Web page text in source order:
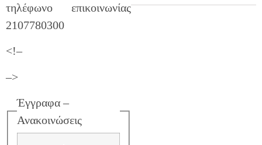
τηλέφωνο επικοινωνίας
2107780300
<!–
–>
Έγγραφα –
Ανακοινώσεις